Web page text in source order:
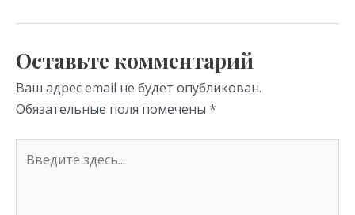
as
ni
ki
m p
Оставьте комментарий
Ваш адрес email не будет опубликован.
Обязательные поля помечены *
здесь...